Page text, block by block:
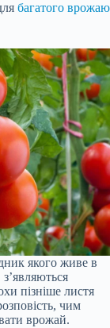
багатого врожаю
якого живе в
пізніше листя
чим
врожай.